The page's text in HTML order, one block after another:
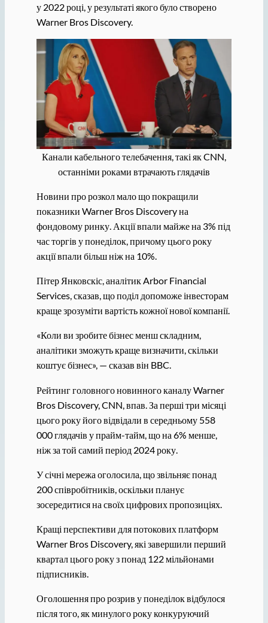
у 2022 році, у результаті якого було створено
Warner Bros Discovery.
Канали кабельного телебачення, такі як CNN,
останніми роками втрачають глядачів
Новини про розкол мало що покращили
показники Warner Bros Discovery на
фондовому ринку. Акції впали майже на 3% під
час торгів у понеділок, причому цього року
акції впали більш ніж на 10%.
Пітер Янковскіс, аналітик Arbor Financial
Services, сказав, що поділ допоможе інвесторам
краще зрозуміти вартість кожної нової компанії.
«Коли ви зробите бізнес менш складним,
аналітики зможуть краще визначити, скільки
коштує бізнес», — сказав він BBC.
Рейтинг головного новинного каналу Warner
Bros Discovery, CNN, впав. За перші три місяці
цього року його відвідали в середньому 558
000 глядачів у прайм-тайм, що на 6% менше,
ніж за той самий період 2024 року.
У січні мережа оголосила, що звільняє понад
200 співробітників, оскільки планує
зосередитися на своїх цифрових пропозиціях.
Кращі перспективи для потокових платформ
Warner Bros Discovery, які завершили перший
квартал цього року з понад 122 мільйонами
підписників.
Оголошення про розрив у понеділок відбулося
після того, як минулого року конкуруючий